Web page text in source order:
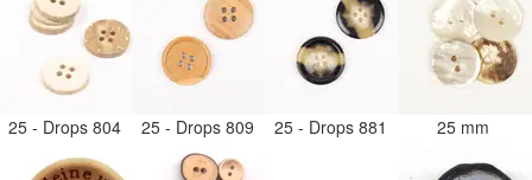
25 - Drops 804 25 - Drops 809 25 - Drops 881 25 mm